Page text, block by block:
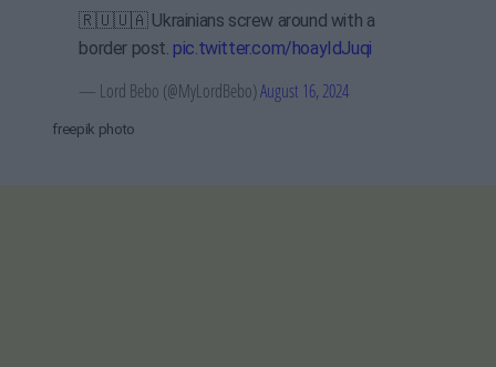
🇷🇺🇺🇦 Ukrainians screw around with a
border post. pic.twitter.com/hoayIdJuqi
— Lord Bebo (@MyLordBebo)August 16, 2024
freepik photo